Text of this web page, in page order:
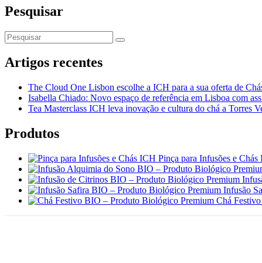
Pesquisar
Artigos recentes
The Cloud One Lisbon escolhe a ICH para a sua oferta de
Isabella Chiado: Novo espaço de referência em Lisboa com
Tea Masterclass ICH leva inovação e cultura do chá a Torres
Produtos
Pinça para Infusões e Chás
Infusão
Chá